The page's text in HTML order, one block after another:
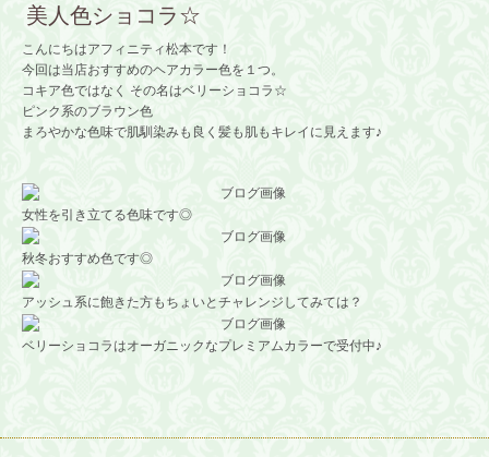
美人色ショコラ☆
こんにちはアフィニティ松本です！
今回は当店おすすめのヘアカラー色を１つ。
コキア色ではなく その名はベリーショコラ☆
ピンク系のブラウン色
まろやかな色味で肌馴染みも良く髪も肌もキレイに見えます♪
女性を引き立てる色味です◎
秋冬おすすめ色です◎
アッシュ系に飽きた方もちょいとチャレンジしてみては？
ベリーショコラはオーガニックなプレミアムカラーで受付中♪